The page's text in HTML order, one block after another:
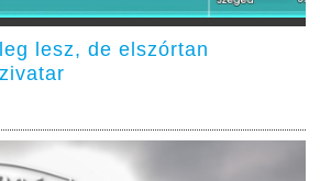
lesz, de elszórtan